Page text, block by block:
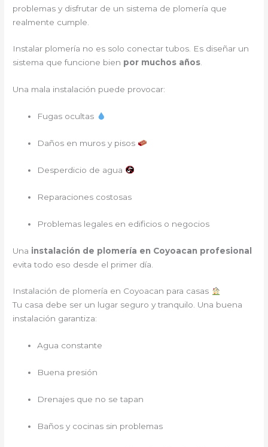
problemas y disfrutar de un sistema de plomería que
realmente cumple.
Instalar plomería no es solo conectar tubos. Es diseñar un
sistema que funcione bien por muchos años.
Una mala instalación puede provocar:
Fugas ocultas
Daños en muros y pisos
Desperdicio de agua
Reparaciones costosas
Problemas legales en edificios o negocios
Una instalación de plomería en Coyoacan profesional
evita todo eso desde el primer día.
Instalación de plomería en Coyoacan para casas
Tu casa debe ser un lugar seguro y tranquilo. Una buena
instalación garantiza:
Agua constante
Buena presión
Drenajes que no se tapan
Baños y cocinas sin problemas